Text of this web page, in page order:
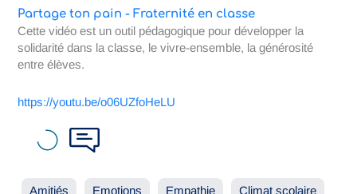
Partage ton pain - Fraternité en classe
Cette vidéo est un outil pédagogique pour développer la
solidarité dans la classe, le vivre-ensemble, la générosité
entre élèves.
https://youtu.be/o06UZfoHeLU
Amitiés Emotions Empathie Climat scolaire